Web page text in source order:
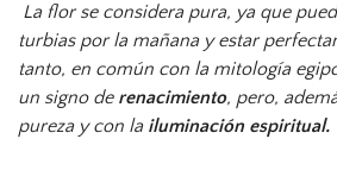
La flor se considera pura, ya que
turbias por la mañana y estar
tanto, en común con la mitología
un signo derenacimiento, pero,
pureza y con la iluminación espiritual.